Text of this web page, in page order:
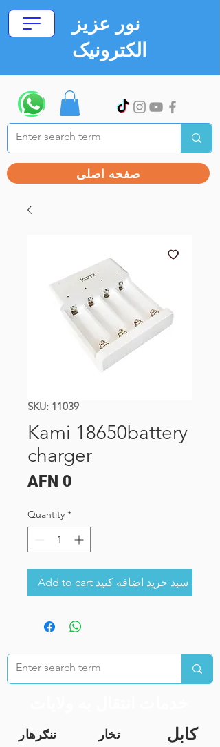
نور عزیز
الکترونیک
صفحه اصلی
SKU: 11039
Kami 18650battery
charger
AFN 0Price
Quantity *
Add to cart به سبد خرید اضافه کنید
ننګرهار تخار کابل